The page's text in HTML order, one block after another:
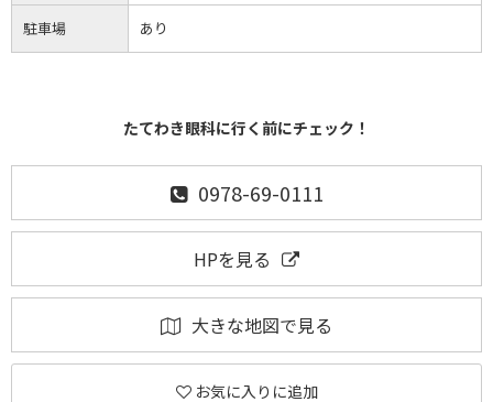
駐車場 あり
たてわき眼科に行く前にチェック！
0978-69-0111
HPを見る
大きな地図で見る
お気に入りに追加